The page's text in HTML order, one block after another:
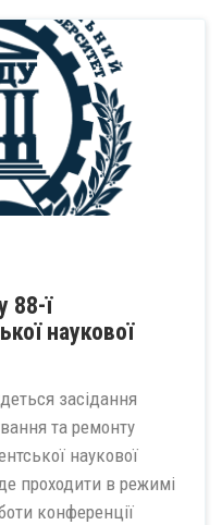
88-ї
наукової
засідання
та ремонту
наукової
проходити в режимі
конференції